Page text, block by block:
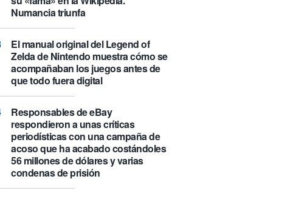
Numancia triunfa
El manual original del Legend of
Zelda de Nintendo muestra cómo se
acompañaban los juegos antes de
que todo fuera digital
Responsables de eBay
respondieron a unas críticas
periodísticas con una campaña de
acoso que ha acabado costándoles
56 millones de dólares y varias
condenas de prisión